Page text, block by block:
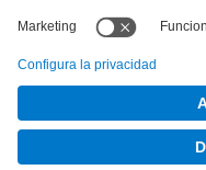
© UPCEscuela Técnica